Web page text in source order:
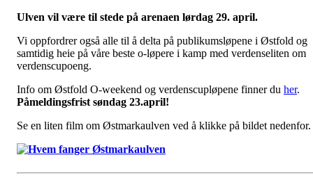
Ulven vil være til stede på arenaen lørdag 29. april.
Vi oppfordrer også alle til å delta på publikumsløpene i Østfold og
samtidig heie på våre beste o-løpere i kamp med verdenseliten om
verdenscupoeng.
Info om Østfold O-weekend og verdenscupløpene finner du her.
Påmeldingsfrist søndag 23.april!
Se en liten film om Østmarkaulven ved å klikke på bildet nedenfor.